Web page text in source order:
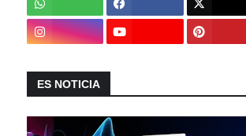
ES NOTICIA